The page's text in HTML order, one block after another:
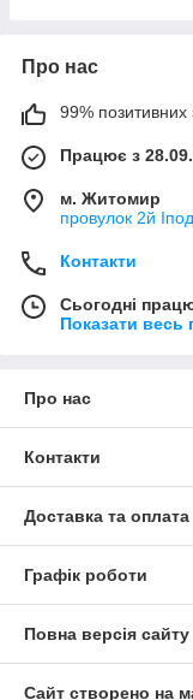
Про нас
99% позитивних
Працює з
м. Житомир
провулок 2й
Контакти
Сьогодні
Показати весь
Про нас
Контакти
Доставка та оплата
Графік роботи
Повна версія сайту
Сайт створено на